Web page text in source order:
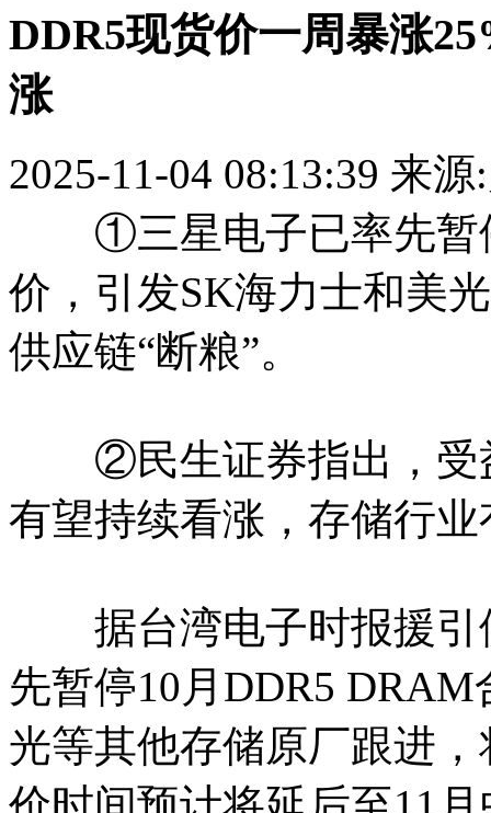
DDR5现货价一周暴涨
涨
2025-11-04 08:13:39 来源
①三星电子已率先暂
价，引发SK海力士和美
供应链“断粮”。
②民生证券指出，受
有望持续看涨，存储行
据台湾电子时报援引
先暂停10月DDR5
光等其他存储原厂跟进